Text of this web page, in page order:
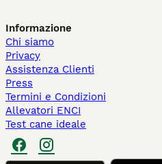
Informazione
Chi siamo
Privacy
Assistenza Clienti
Press
Termini e Condizioni
Allevatori ENCI
Test cane ideale